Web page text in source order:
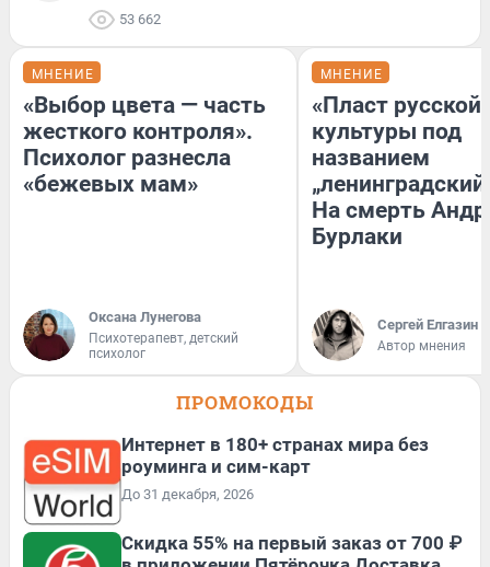
53 662
МНЕНИЕ
«Выбор цвета — часть
жесткого контроля».
Психолог разнесла
«бежевых мам»
Оксана Лунегова
Психотерапевт, детский
психолог
МНЕНИЕ
«Пласт русской
культуры под
названием
На смерть
Бурлаки
Сергей Елгазин
Автор мнения
ПРОМОКОДЫ
Интернет в 180+ странах мира без
роуминга и сим-карт
До 31 декабря, 2026
Скидка 55% на первый заказ от 700 ₽